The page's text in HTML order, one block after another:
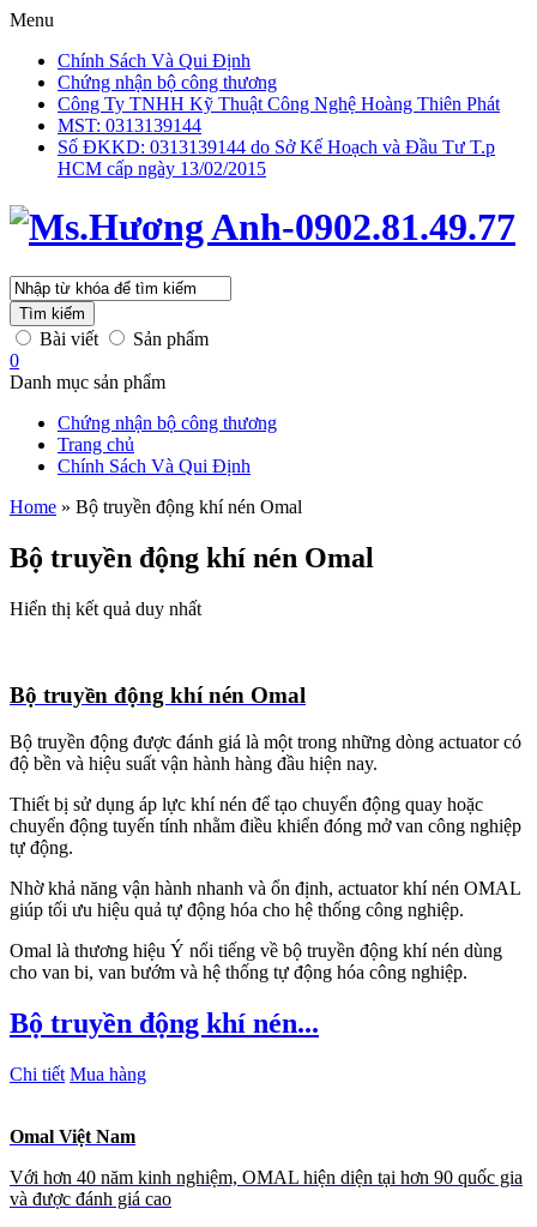
Menu
Chính Sách Và Qui Định
Chứng nhận bộ công thương
Công Ty TNHH Kỹ Thuật Công Nghệ Hoàng Thiên Phát
MST: 0313139144
Số ĐKKD: 0313139144 do Sở Kế Hoạch và Đầu Tư T.p
HCM cấp ngày 13/02/2015
Tìm kiếm
Bài viết
Sản phẩm
0
Danh mục sản phẩm
Chứng nhận bộ công thương
Trang chủ
Chính Sách Và Qui Định
Home » Bộ truyền động khí nén Omal
Bộ truyền động khí nén Omal
Hiển thị kết quả duy nhất
Bộ truyền động khí nén Omal
Bộ truyền động được đánh giá là một trong những dòng actuator có
độ bền và hiệu suất vận hành hàng đầu hiện nay.
Thiết bị sử dụng áp lực khí nén để tạo chuyển động quay hoặc
chuyển động tuyến tính nhằm điều khiển đóng mở van công nghiệp
tự động.
Nhờ khả năng vận hành nhanh và ổn định, actuator khí nén OMAL
giúp tối ưu hiệu quả tự động hóa cho hệ thống công nghiệp.
Omal là thương hiệu Ý nổi tiếng về bộ truyền động khí nén dùng
cho van bi, van bướm và hệ thống tự động hóa công nghiệp.
Bộ truyền động khí nén...
Chi tiết Mua hàng
Omal Việt Nam
Với hơn 40 năm kinh nghiệm, OMAL hiện diện tại hơn 90 quốc gia
và được đánh giá cao